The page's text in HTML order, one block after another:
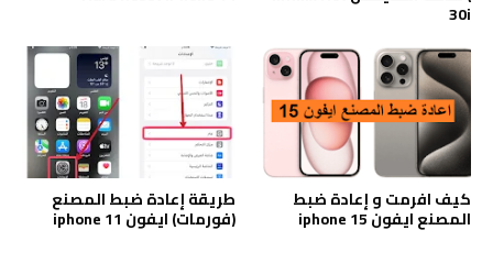
30i
كيف افرمت و إعادة ضبط
المصنع ايفون iphone 15
طريقة إعادة ضبط المصنع
(فورمات) ايفون iphone 11